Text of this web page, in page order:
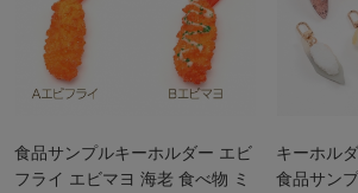
食品サンプルキーホルダー エビ
フライ エビマヨ 海老 食べ物 ミ
キーホル
食品サン